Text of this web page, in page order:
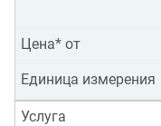
Цена* от
Единица измерения
Услуга